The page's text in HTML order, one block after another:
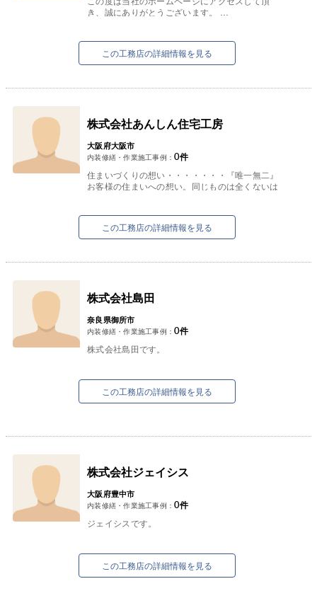
き、誠にありがとうございます。
この工務店の詳細情報を見る
株式会社あんしん住宅工房
大阪府大阪市
内装修繕・作業施工事例： 0件
住まいづくりの想い・・・・・・・『唯一無二』
お客様の住まいへの想い。同じものは全くないは
スタッフ...
この工務店の詳細情報を見る
株式会社島田
奈良県御所市
内装修繕・作業施工事例： 0件
株式会社島田です。
この工務店の詳細情報を見る
株式会社ジェイシス
大阪府豊中市
内装修繕・作業施工事例： 0件
ジェイシスです。
この工務店の詳細情報を見る